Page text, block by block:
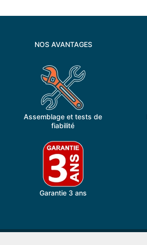
NOS AVANTAGES
Assemblage et tests de
fiabilité
Garantie 3 ans